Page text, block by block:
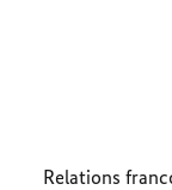
Relations